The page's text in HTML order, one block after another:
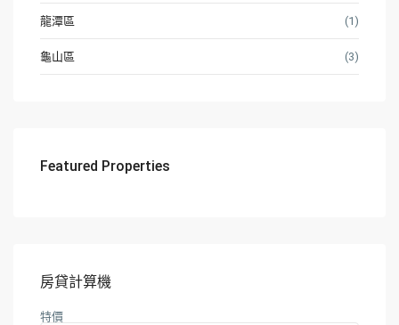
龍潭區 (1)
龜山區 (3)
Featured Properties
房貸計算機
特價